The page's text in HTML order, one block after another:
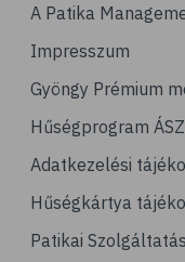
A Patika
Impresszum
Gyöngy Prémium
Hűségprogram
Adatkezelési
Hűségkártya
Patikai